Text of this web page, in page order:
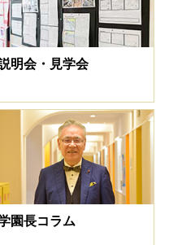
明会・見学会
園長コラム